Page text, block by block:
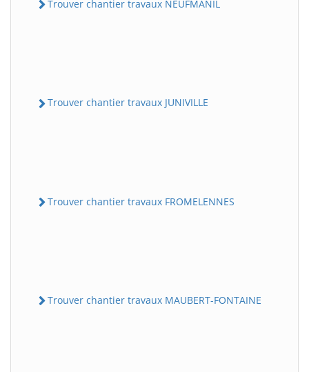
Trouver chantier travaux NEUFMANIL
Trouver chantier travaux JUNIVILLE
Trouver chantier travaux FROMELENNES
Trouver chantier travaux MAUBERT-FONTAINE